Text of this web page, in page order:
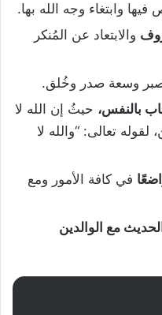
وابتغاء وجه الله بها.
والابتعاد عن المُنكر
وسعة صدر وخُلق.
بالنفس، حيثُ إن الله لا
تعالى: “والله لا
في كافة الأمور ومع
الحديث مع الوالدين